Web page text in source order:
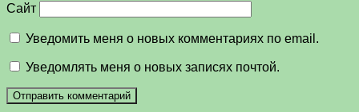
Сайт
Уведомить меня о новых комментариях по email.
Уведомлять меня о новых записях почтой.